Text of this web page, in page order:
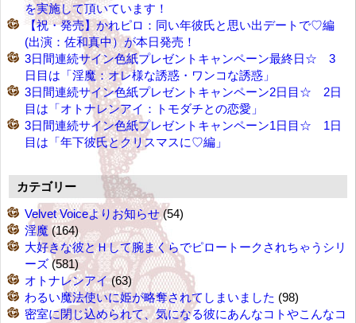
を実施して頂いています！
【祝・発売】かれピロ：同い年彼氏と思い出デートで♡編
(出演：佐和真中）が本日発売！
3日間連続サイン色紙プレゼントキャンペーン最終日☆ 3
日目は「淫魔：オレ様な誘惑・ワンコな誘惑」
3日間連続サイン色紙プレゼントキャンペーン2日目☆ 2日
目は「オトナレンアイ：トモダチとの恋愛」
3日間連続サイン色紙プレゼントキャンペーン1日目☆ 1日
目は「年下彼氏とクリスマスに♡編」
カテゴリー
Velvet Voiceよりお知らせ(54)
淫魔 (164)
大好きな彼とＨして腕まくらでピロートークされちゃうシリ
ーズ (581)
オトナレンアイ(63)
わるい魔法使いに姫が略奪されてしまいました (98)
密室に閉じ込められて、気になる彼にあんなコトやこんなコ